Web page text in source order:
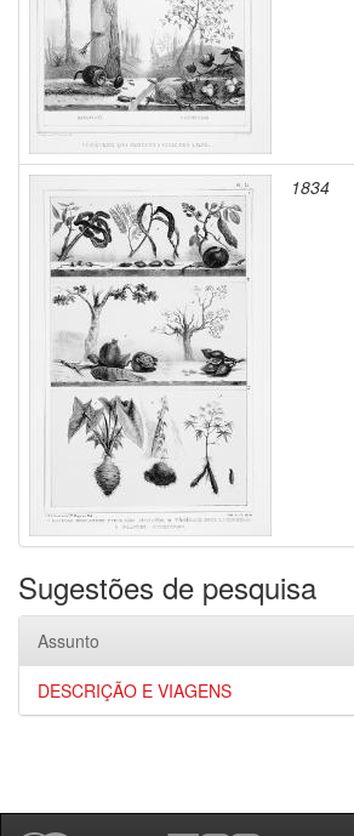
1834
Sugestões de pesquisa
Assunto
DESCRIÇÃO E VIAGENS